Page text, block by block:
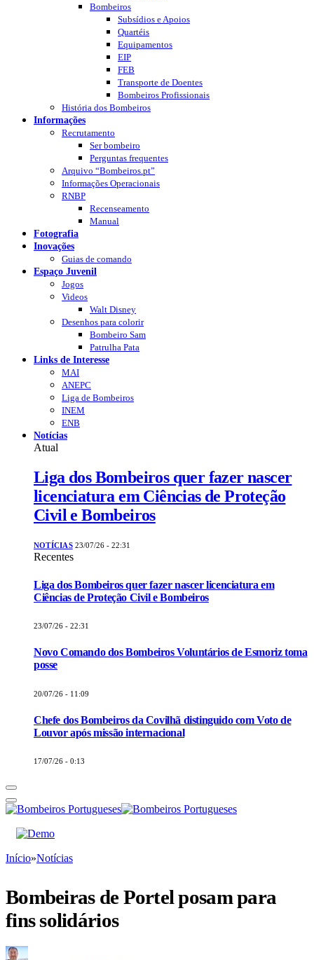
Bombeiros
Subsídios e Apoios
Quartéis
Equipamentos
EIP
FEB
Transporte de Doentes
Bombeiros Profissionais
História dos Bombeiros
Informações
Recrutamento
Ser bombeiro
Perguntas frequentes
Arquivo “Bombeiros.pt”
Informações Operacionais
RNBP
Recenseamento
Manual
Fotografia
Inovações
Guias de comando
Espaço Juvenil
Jogos
Videos
Walt Disney
Desenhos para colorir
Bombeiro Sam
Patrulha Pata
Links de Interesse
MAI
ANEPC
Liga de Bombeiros
INEM
ENB
Notícias
Atual
Liga dos Bombeiros quer fazer nascer
licenciatura em Ciências de Proteção
Civil e Bombeiros
NOTÍCIAS 23/07/26 - 22:31
Recentes
Liga dos Bombeiros quer fazer nascer licenciatura em
Ciências de Proteção Civil e Bombeiros
23/07/26 - 22:31
Novo Comando dos Bombeiros Voluntários de Esmoriz toma
posse
20/07/26 - 11:09
Chefe dos Bombeiros da Covilhã distinguido com Voto de
Louvor após missão internacional
17/07/26 - 0:13
Início»Notícias
Bombeiras de Portel posam para
fins solidários